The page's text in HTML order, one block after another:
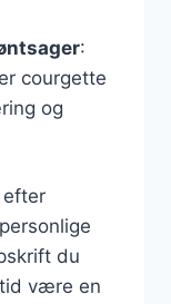
:
courgette
og
efter
du
være en